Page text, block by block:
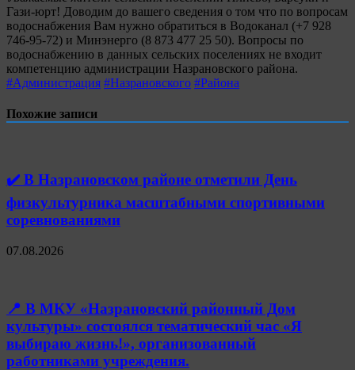
Гази-юрт! Доводим до вашего сведения о том что по вопросам
водоснабжения Вам нужно обратиться в Водоканал (+7 928
746-95-72) и Минэнерго (8 873 477 25 50). Вопросы по
водоснабжению в данных сельских поселениях не входит
компетенцию администрации Назрановского района.
#Администрация #Назрановского #Района
Похожие записи
✔️ В Назрановском районе отметили День
физкультурника масштабными спортивными
соревнованиями
07.08.2026
📍 В МКУ «Назрановский районный Дом
культуры» состоялся тематический час «Я
выбираю жизнь!», организованный
работниками учреждения.